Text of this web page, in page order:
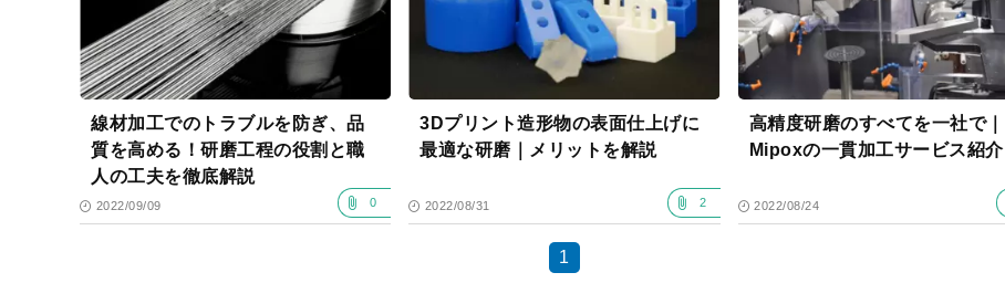
線材加工でのトラブルを防ぎ、品
質を高める！研磨工程の役割と職
人の工夫を徹底解説
2022/09/09 0
3Dプリント造形物の表面仕上げに
最適な研磨｜メリットを解説
2022/08/31 2
高精度研磨のすべてを一社で｜
Mipoxの一貫加工サービス紹介
2022/08/24
1